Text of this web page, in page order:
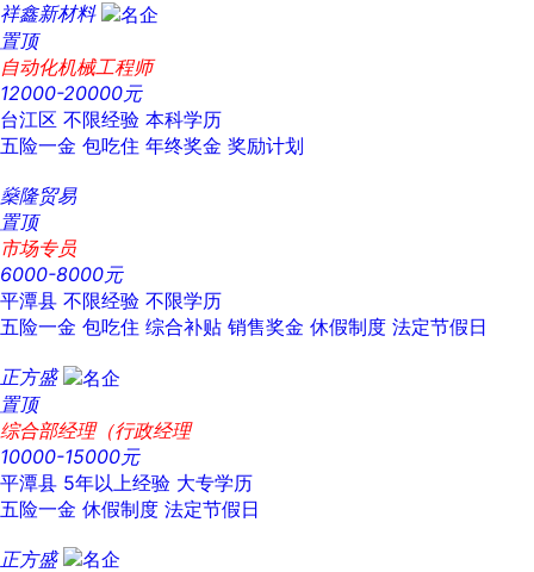
祥鑫新材料
置顶
自动化机械工程师
12000-20000元
台江区 不限经验 本科学历
五险一金 包吃住 年终奖金 奖励计划
燊隆贸易
置顶
市场专员
6000-8000元
平潭县 不限经验 不限学历
五险一金 包吃住 综合补贴 销售奖金 休假制度 法定节假日
正方盛
置顶
综合部经理（行政经理
10000-15000元
平潭县 5年以上经验 大专学历
五险一金 休假制度 法定节假日
正方盛